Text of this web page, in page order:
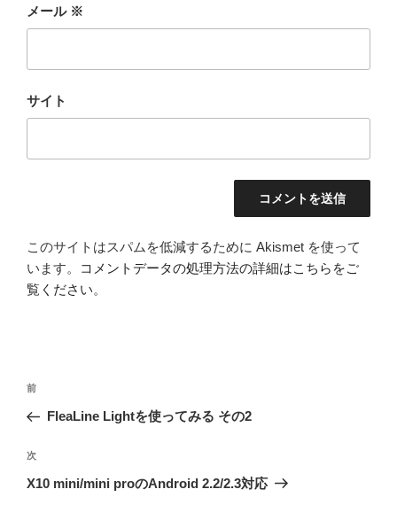
メール ※
サイト
このサイトはスパムを低減するために Akismet を使って
います。
コメントデータの処理方法の詳細はこちらをご
覧ください。
投
ナ
ビ
ゲ
前
の
稿
前
FleaLine Lightを使ってみる その2
次
の
次
X10 mini/mini proのAndroid 2.2/2.3対応